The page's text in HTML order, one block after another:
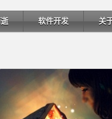
软件开发 关